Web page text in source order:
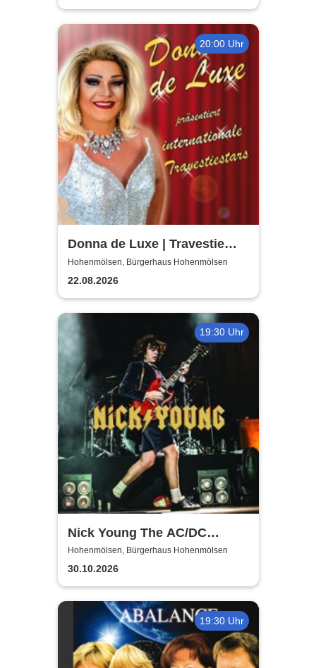
20:00 Uhr
Donna de Luxe | Travestie
Show
Hohenmölsen, Bürgerhaus Hohenmölsen
22.08.2026
19:30 Uhr
Nick Young The AC/DC
Master-Band
Hohenmölsen, Bürgerhaus Hohenmölsen
30.10.2026
19:30 Uhr